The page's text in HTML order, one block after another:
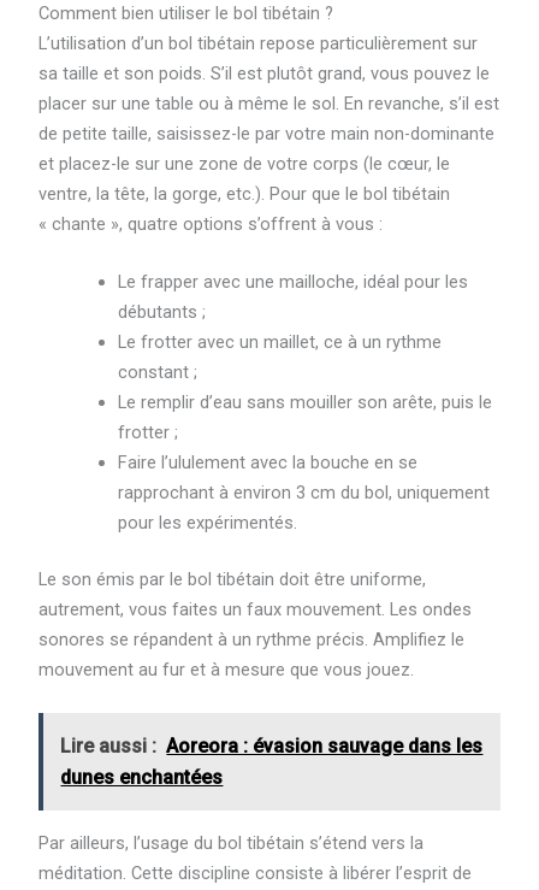
Comment bien utiliser le bol tibétain ?
L’utilisation d’un bol tibétain repose particulièrement sur
sa taille et son poids. S’il est plutôt grand, vous pouvez le
placer sur une table ou à même le sol. En revanche, s’il est
de petite taille, saisissez-le par votre main non-dominante
et placez-le sur une zone de votre corps (le cœur, le
ventre, la tête, la gorge, etc.). Pour que le bol tibétain
« chante », quatre options s’offrent à vous :
Le frapper avec une mailloche, idéal pour les
débutants ;
Le frotter avec un maillet, ce à un rythme
constant ;
Le remplir d’eau sans mouiller son arête, puis le
frotter ;
Faire l’ululement avec la bouche en se
rapprochant à environ 3 cm du bol, uniquement
pour les expérimentés.
Le son émis par le bol tibétain doit être uniforme,
autrement, vous faites un faux mouvement. Les ondes
sonores se répandent à un rythme précis. Amplifiez le
mouvement au fur et à mesure que vous jouez.
Lire aussi : Aoreora : évasion sauvage dans les
dunes enchantées
Par ailleurs, l’usage du bol tibétain s’étend vers la
méditation. Cette discipline consiste à libérer l’esprit de